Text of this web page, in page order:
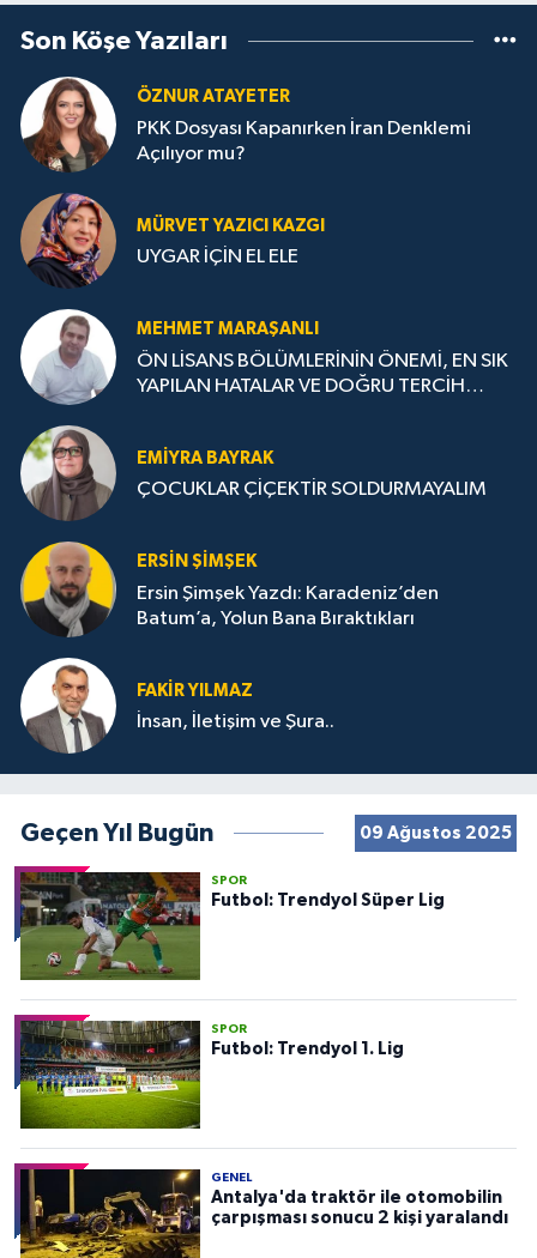
Son Köşe Yazıları
ÖZNUR ATAYETER
PKK Dosyası Kapanırken İran Denklemi
Açılıyor mu?
MÜRVET YAZICI KAZGI
UYGAR İÇİN EL ELE
MEHMET MARAŞANLI
ÖN LİSANS BÖLÜMLERİNİN ÖNEMİ, EN SIK
YAPILAN HATALAR VE DOĞRU TERCİH
EMIYRA BAYRAK
ÇOCUKLAR ÇİÇEKTİR SOLDURMAYALIM
ERSIN ŞIMŞEK
Ersin Şimşek Yazdı: Karadeniz’den
Batum’a, Yolun Bana Bıraktıkları
FAKIR YILMAZ
İnsan, İletişim ve Şura..
Geçen Yıl Bugün 09 Ağustos 2025
SPOR
Futbol: Trendyol Süper Lig
SPOR
Futbol: Trendyol 1. Lig
GENEL
Antalya'da traktör ile otomobilin
çarpışması sonucu 2 kişi yaralandı